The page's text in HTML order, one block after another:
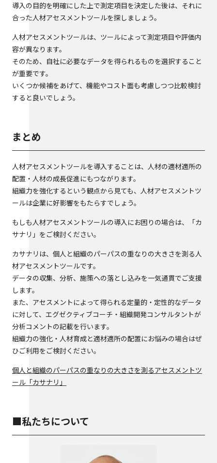
導入の目的を明確にした上で測定項目を決定した後は、それに
合った人材アセスメントツールを探しましょう。
人材アセスメントツールは、ツールによって測定項目や評価内
容が異なります。
そのため、自社に必要なデータを得られるものを選択すること
が重要です。
いくつか候補をあげて、機能やコスト面も考慮しつつ比較検討
すると良いでしょう。
まとめ
人材アセスメントツールを導入することは、人材の適材適所の
配置・人材の成長促進にもつながります。
組織力を強化するという観点から見ても、人材アセスメントツ
ールは企業に好影響をもたらすでしょう。
もしも人材アセスメントツールの導入にお困りの場合は、「カ
サナリ」をご検討ください。
カサナリは、個人と組織のパーパスの重なりの大きさを測る人
材アセスメントツールです。
データの収集、分析、施策への落とし込みを一気通貫でご支援
します。
また、アセスメントによって得られる定量的・定性的なデータ
に対して、エグゼクティブコーチ・組織開発コンサルタントが
分析コメントの記載を行います。
組織力の強化・人材育成と適材適所の配置にお悩みの場合はぜ
ひご利用をご検討ください。
個人と組織のパーパスの重なりの大きさを測るアセスメントツ
ール「カサナリ」
■私たちについて